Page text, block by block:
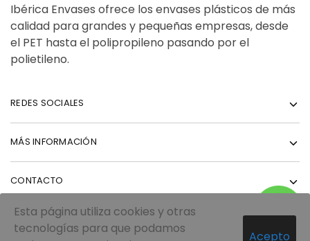
Ibérica Envases ofrece los envases plásticos de más
calidad para grandes y pequeñas empresas, desde
el PET hasta el polipropileno pasando por el
polietileno.
REDES SOCIALES
MÁS INFORMACIÓN
CONTACTO
Esta página utiliza cookies y otras
tecnologías para que podamos
Acepto